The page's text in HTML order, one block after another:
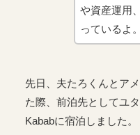
や資産運用
っているよ。
先日、夫たろくんとア
た際、前泊先としてユ
Kababに宿泊しました。